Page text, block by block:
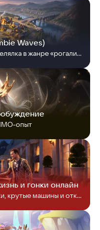
Waves)
Трехмерная игра-стрелялка в жанре «рогалик». Станьте выжившим в «Штурм Зомби»!
опыт
и гонки онлайн
Любишь уличные гонки, крутые машины и открытый мир? Наш онлайн РП симулятор ждет